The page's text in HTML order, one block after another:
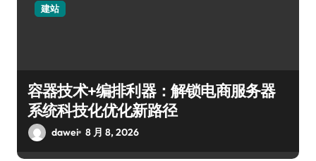
建站
容器技术+编排利器：解锁电商服务器
系统科技化优化新路径
dawei 8 月 8, 2026